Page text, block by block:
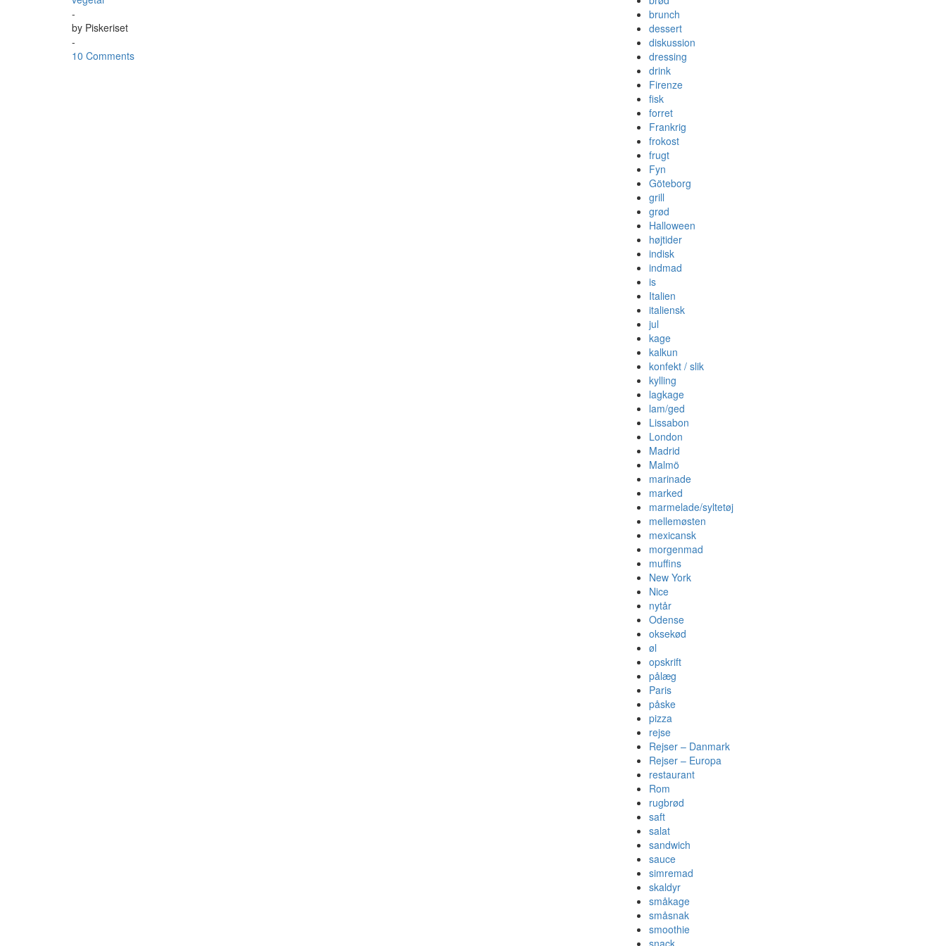
-
by Piskeriset
-
10 Comments
brunch
dessert
diskussion
dressing
drink
Firenze
fisk
forret
Frankrig
frokost
frugt
Fyn
Göteborg
grill
grød
Halloween
højtider
indisk
indmad
is
Italien
italiensk
jul
kage
kalkun
konfekt / slik
kylling
lagkage
lam/ged
Lissabon
London
Madrid
Malmö
marinade
marked
marmelade/syltetøj
mellemøsten
mexicansk
morgenmad
muffins
New York
Nice
nytår
Odense
oksekød
øl
opskrift
pålæg
Paris
påske
pizza
rejse
Rejser – Danmark
Rejser – Europa
restaurant
Rom
rugbrød
saft
salat
sandwich
sauce
simremad
skaldyr
småkage
småsnak
smoothie
snack